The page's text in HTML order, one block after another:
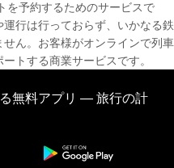
を予約するためのサービスで
行は行っておらず、いかなる鉄
ん。お客様がオンラインで列車
トする商業サービスです。
無料アプリ — 旅行の計